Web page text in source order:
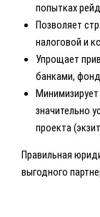
попытках
Позволяет
налоговой и
Упрощает
банками,
Минимизирует
значительно
проекта
Правильная
выгодного